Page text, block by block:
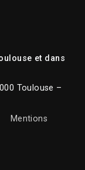
et dans
Toulouse –
Mentions